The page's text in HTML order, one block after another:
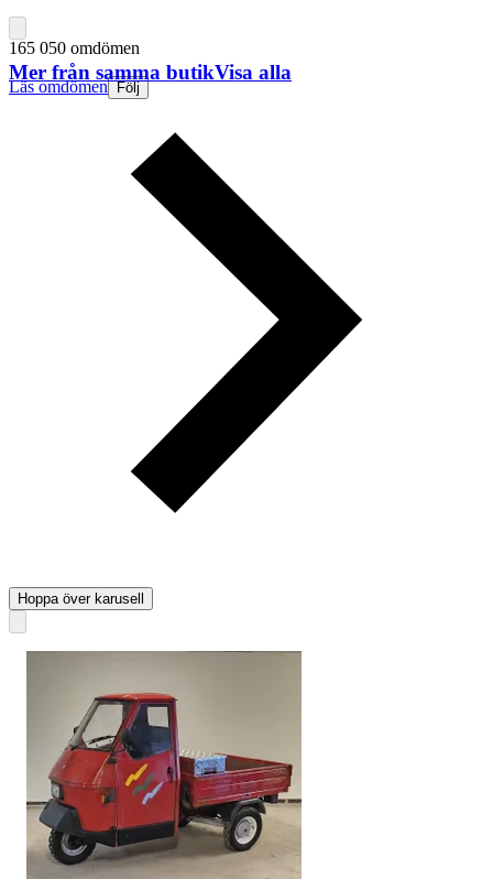
165 050 omdömen
Läs omdömen Följ
Mer från samma butikVisa alla
Hoppa över karusell